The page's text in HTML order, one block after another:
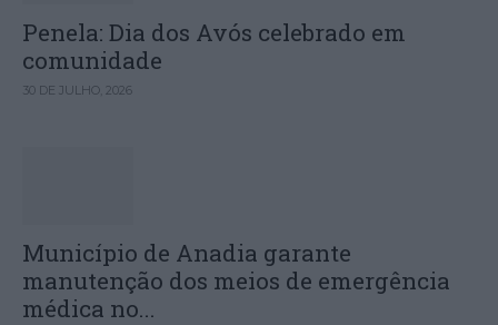
Penela: Dia dos Avós celebrado em
comunidade
30 DE JULHO, 2026
Município de Anadia garante
manutenção dos meios de emergência
médica no...